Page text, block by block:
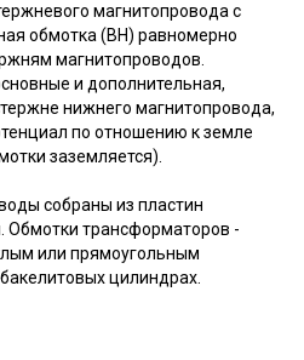
магнитопровода с
обмотка (ВН) равномерно
магнитопроводов.
и дополнительная,
нижнего магнитопровода,
по отношению к земле
заземляется).
собраны из пластин
Обмотки трансформаторов -
или прямоугольным
цилиндрах.